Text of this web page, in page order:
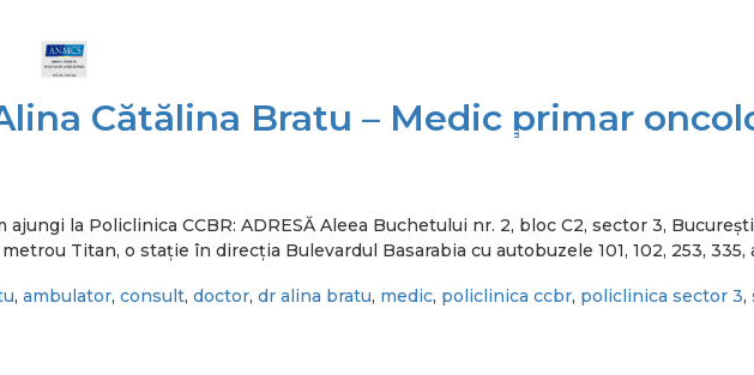
BENEFICII MEDICI CONTACT CARIERE Participa la un
Cătălina Bratu – Medic primar
la Policlinica CCBR: ADRESĂ Aleea Buchetului nr. 2, bloc C2, sector 3,
Titan, o stație în direcția Bulevardul Basarabia cu autobuzele 101, 102, 253,
, ambulator, consult, doctor, dr alina bratu, medic, policlinica ccbr, policlinica sector 3,